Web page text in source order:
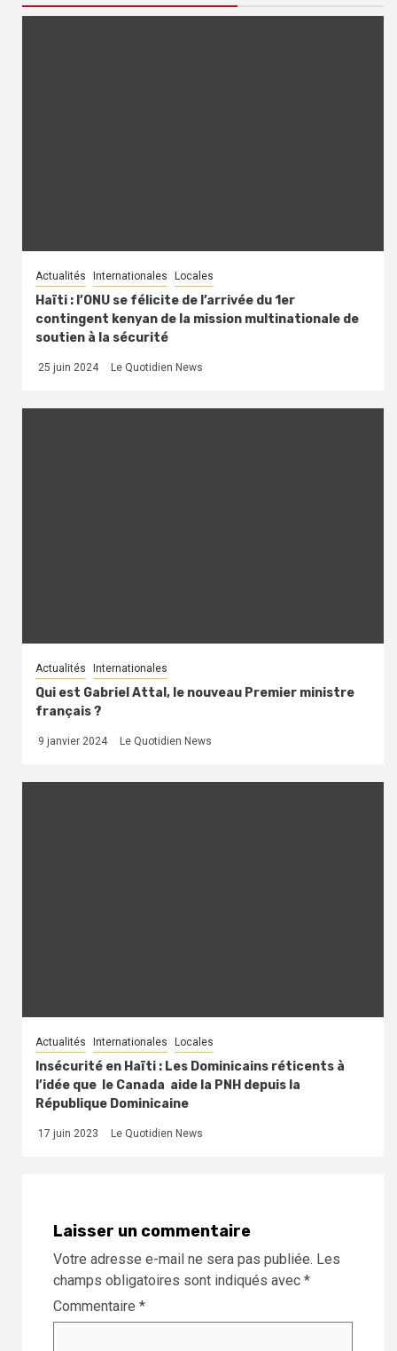
Actualités Internationales Locales
Haïti : l’ONU se félicite de l’arrivée du 1er
contingent kenyan de la mission multinationale de
soutien à la sécurité
25 juin 2024 Le Quotidien News
Actualités Internationales
Qui est Gabriel Attal, le nouveau Premier ministre
français ?
9 janvier 2024 Le Quotidien News
Actualités Internationales Locales
Insécurité en Haïti : Les Dominicains réticents à
l’idée que le Canada aide la PNH depuis la
République Dominicaine
17 juin 2023 Le Quotidien News
Laisser un commentaire
Votre adresse e-mail ne sera pas publiée. Les
champs obligatoires sont indiqués avec *
Commentaire *